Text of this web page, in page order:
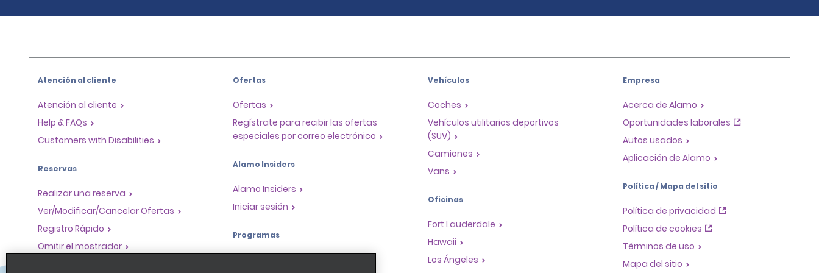
Atención al cliente
Atención al cliente
Help & FAQs
Customers with Disabilities
Reservas
Realizar una reserva
Ver/Modificar/Cancelar Ofertas
Registro Rápido
Omitir el mostrador
Ofertas
Ofertas
Regístrate para recibir las ofertas
especiales por correo electrónico
Alamo Insiders
Alamo Insiders
Iniciar sesión
Programas
Vehículos
Coches
Vehículos utilitarios deportivos
(SUV)
Camiones
Vans
Oficinas
Fort Lauderdale
Hawaii
Los Ángeles
Empresa
Acerca de Alamo
Oportunidades laborales
Autos usados
Aplicación de Alamo
Política / Mapa del sitio
Política de privacidad
Política de cookies
Términos de uso
Mapa del sitio